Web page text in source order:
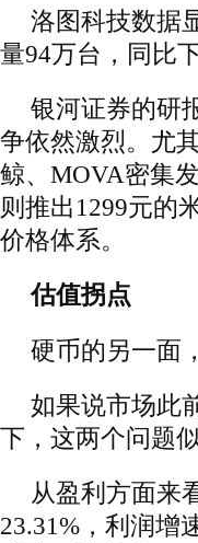
洛图科技数据
量94万台，同比
银河证券的研
争依然激烈。尤
鲸、MOVA密集
则推出1299元的
价格体系。
估值拐点
硬币的另一面
如果说市场此
下，这两个问题
从盈利方面来
23.31%，利润增